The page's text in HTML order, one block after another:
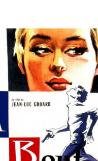
Se rappeler de moi
oublié ?
?